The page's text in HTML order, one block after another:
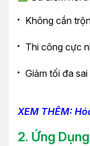
Không cần
Thi công cực
Giảm tối đa
XEM THÊM:
2. Ứng